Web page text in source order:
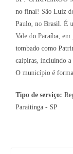
no final! São Luiz
Paulo, no Brasil. É
Vale do Paraíba,
tombado como
caipiras, incluindo
O município é
Tipo de serviço:
Paraitinga - SP